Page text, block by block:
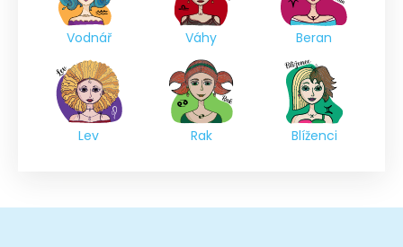
Vodnář Váhy Beran
Lev Rak Blíženci